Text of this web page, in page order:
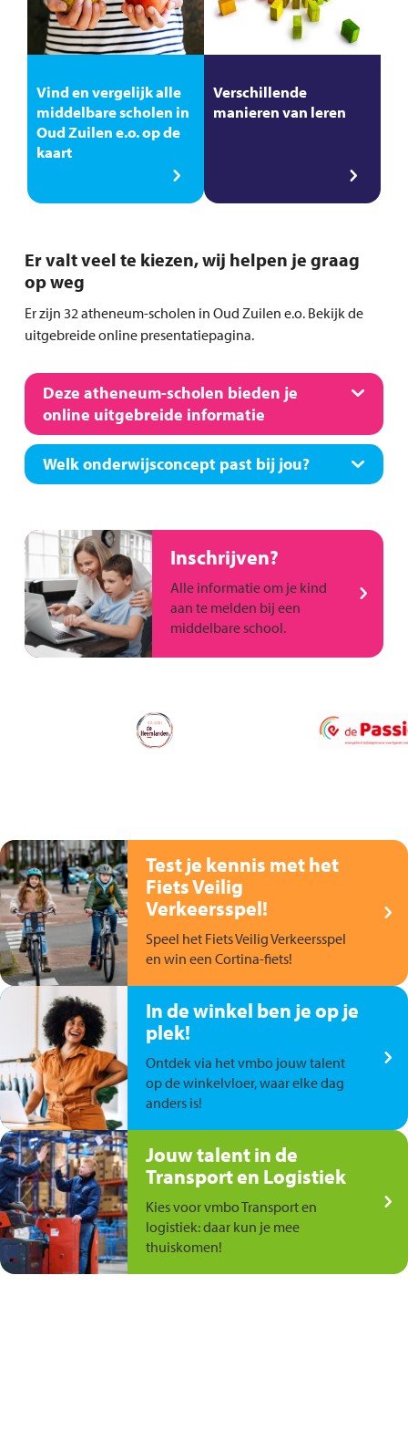
Vind en vergelijk alle
middelbare scholen in
Oud Zuilen e.o. op de
kaart
Verschillende
manieren van leren
Er valt veel te kiezen, wij helpen je graag
op weg
Er zijn 32 atheneum-scholen in Oud Zuilen e.o. Bekijk de
uitgebreide online presentatiepagina.
Deze atheneum-scholen bieden je
online uitgebreide informatie
Welk onderwijsconcept past bij jou?
Inschrijven?
Alle informatie om je kind
aan te melden bij een
middelbare school.
Test je kennis met het
Fiets Veilig
Verkeersspel!
Speel het Fiets Veilig Verkeersspel
en win een Cortina-fiets!
In de winkel ben je op je
plek!
Ontdek via het vmbo jouw talent
op de winkelvloer, waar elke dag
anders is!
Jouw talent in de
Transport en Logistiek
Kies voor vmbo Transport en
logistiek: daar kun je mee
thuiskomen!